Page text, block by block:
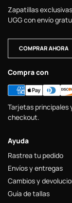
Zapatillas
UGG con envío
COMPRAR AHORA
Compra con
Tarjetas principales
checkout.
Ayuda
Rastrea tu pedido
Envíos y entregas
Cambios y
Guía de tallas